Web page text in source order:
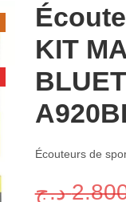
KIT
Écouteurs de
د.ج